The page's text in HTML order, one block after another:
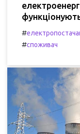
#
#споживач